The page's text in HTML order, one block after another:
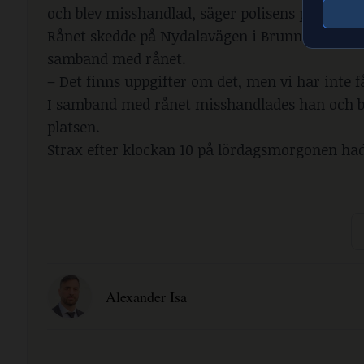
och blev misshandlad, säger polisens
Rånet skedde på Nydalavägen i Brunnsäng
samband med rånet.
– Det finns uppgifter om det, men vi har inte
I samband med rånet misshandlades han
platsen.
Strax efter klockan 10 på lördagsmorgonen
Alexander Isa